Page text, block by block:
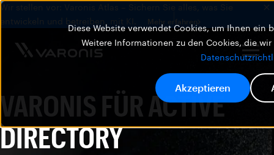
Diese Website verwendet Cookies, um Ihnen ein
Weitere Informationen zu den Cookies, die
Akzeptieren
Wir stellen vor: Varonis Atlas – Sichern Sie alles, was Sie
entwickeln und betreiben, mit KI.
Mehr erfahren
VARONIS FÜR ACTIVE
DIRECTORY